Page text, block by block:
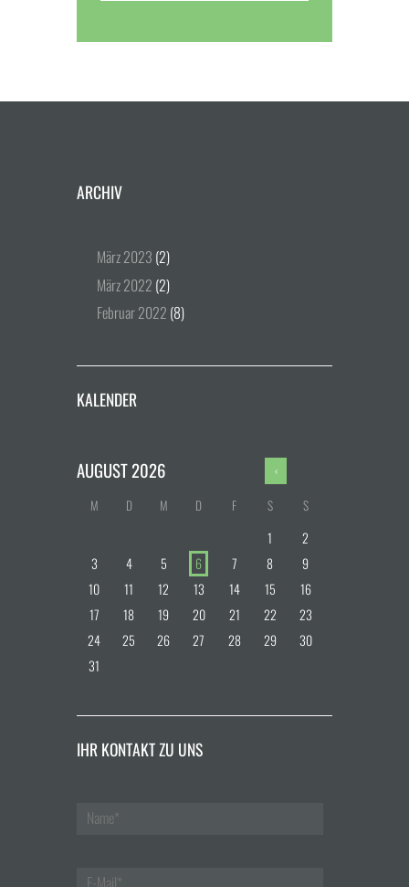
ARCHIV
März2023 (2)
März2022 (2)
Februar2022 (8)
KALENDER
AUGUST2026
M D M D F S S
1
2
3
4 5 6 7 8
9
10
11 12 13 14 15
16
17
18 19 20 21 22
23
24
25 26 27 28 29
30
31
IHR KONTAKT ZU UNS